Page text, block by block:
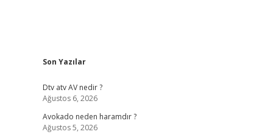
Sidebar
Son Yazılar
Dtv atv AV nedir ?
Ağustos 6, 2026
Avokado neden haramdır ?
Ağustos 5, 2026